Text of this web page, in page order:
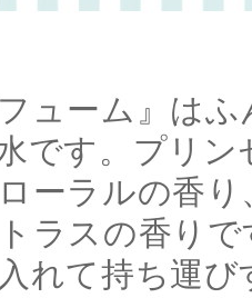
ューム』は
です。プリ
ーラルの香
ラスの香り
れて持ち運